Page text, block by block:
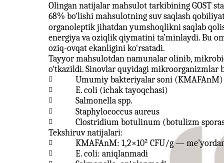
Olingan natijalar mahsulot tarkibining GOST
68% bo‘lishi mahsulotning suv saqlash
organoleptik jihatdan yumshoqlikni saqlab
energiya va oziqlik qiymatini ta’minlaydi. Bu
oziq-ovqat ekanligini ko‘rsatadi.
Tayyor mahsulotdan namunalar olinib,
o‘tkazildi. Sinovlar quyidagi mikroorganizmlar
 Umumiy bakteriyalar soni (KMAFAnM)
 E. coli (ichak tayoqchasi)
 Salmonella spp.
 Staphylococcus aureus

Clostridium botulinum (botulizm
Tekshiruv natijalari:
 KMAFAnM: 1,2×10² CFU/g —
 E. coli: aniqlanmadi